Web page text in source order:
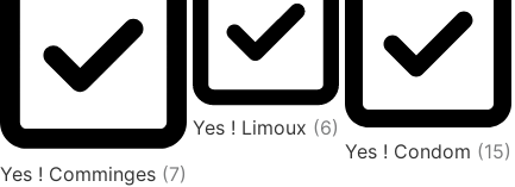
Yes ! Comminges (7)
Yes ! Limoux (6)
Yes ! Condom (15)